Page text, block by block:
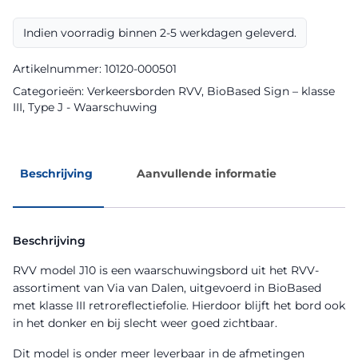
Sign
aantal
Indien voorradig binnen 2-5 werkdagen geleverd.
Artikelnummer: 10120-000501
Categorieën: Verkeersborden RVV, BioBased Sign – klasse
III, Type J - Waarschuwing
Beschrijving Aanvullende informatie
Beschrijving
RVV model J10 is een waarschuwingsbord uit het RVV-
assortiment van Via van Dalen, uitgevoerd in BioBased
met klasse III retroreflectiefolie. Hierdoor blijft het bord ook
in het donker en bij slecht weer goed zichtbaar.
Dit model is onder meer leverbaar in de afmetingen